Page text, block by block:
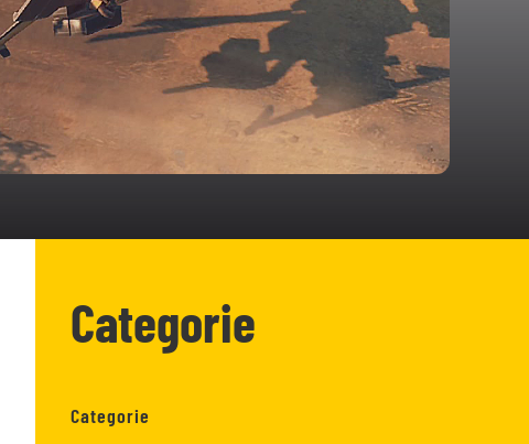
Categorie
Categorie